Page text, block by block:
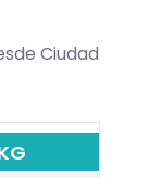
Ciudad